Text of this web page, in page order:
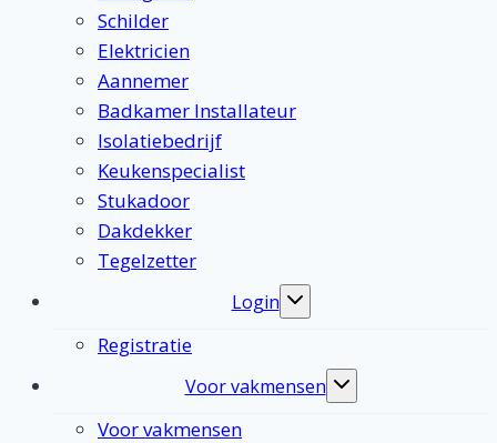
Schilder
Elektricien
Aannemer
Badkamer Installateur
Isolatiebedrijf
Keukenspecialist
Stukadoor
Dakdekker
Tegelzetter
Login
Toggle
Registratie
Voor vakmensen
Toggle
Voor vakmensen